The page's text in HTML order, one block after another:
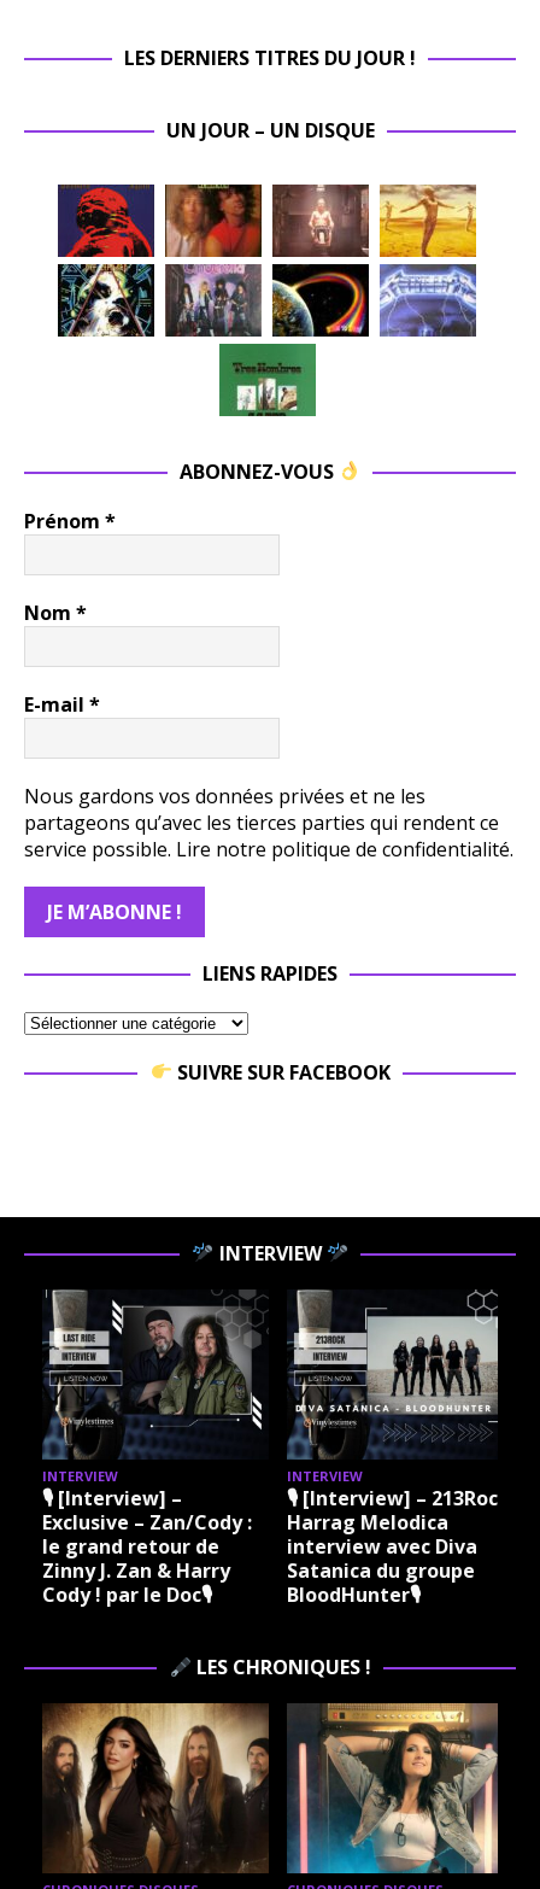
LES DERNIERS TITRES DU JOUR !
UN JOUR – UN DISQUE
ABONNEZ-VOUS
Prénom *
Nom *
E-mail *
Nous gardons vos données privées et ne les
partageons qu’avec les tierces parties qui rendent ce
service possible. Lire notre politique de confidentialité.
LIENS RAPIDES
SUIVRE SUR FACEBOOK
INTERVIEW
INTERVIEW
🎙 [Interview] –
Exclusive – Zan/Cody :
le grand retour de
Zinny J. Zan & Harry
Cody ! par le Doc🎙
INTERVIEW
🎙 [Interview] – 213Rock
Harrag Melodica
interview avec Diva
Satanica du groupe
BloodHunter🎙
LES CHRONIQUES !